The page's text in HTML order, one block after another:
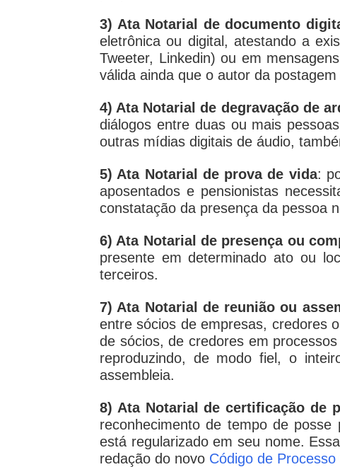
3) Ata Notarial de documento
eletrônica ou digital, atestando a
Tweeter, Linkedin) ou em
válida ainda que o autor da
4) Ata Notarial de degravação de
diálogos entre duas ou mais
outras mídias digitais de áudio,
5) Ata Notarial de prova de vida:
aposentados e pensionistas
constatação da presença da pessoa
6) Ata Notarial de presença ou
presente em determinado ato ou
terceiros.
7) Ata Notarial de reunião ou
entre sócios de empresas, credores
de sócios, de credores em
reproduzindo, de modo fiel, o
assembleia.
8) Ata Notarial de certificação de
reconhecimento de tempo de
está regularizado em seu nome.
redação do novo Código de Processo